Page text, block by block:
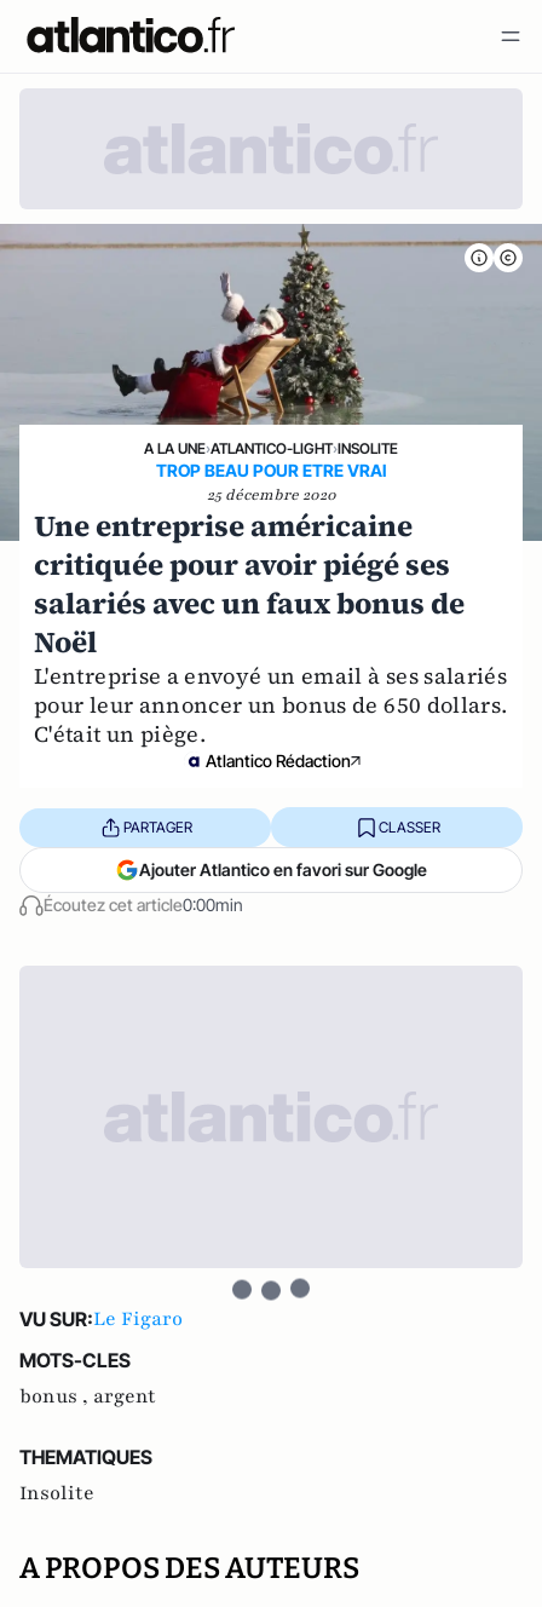
A LA UNE›ATLANTICO-LIGHT›INSOLITE
TROP BEAU POUR ETRE VRAI
25 décembre 2020
Une entreprise américaine
critiquée pour avoir piégé ses
salariés avec un faux bonus de
Noël
L'entreprise a envoyé un email à ses salariés
pour leur annoncer un bonus de 650 dollars.
C'était un piège.
Atlantico Rédaction
Écoutez cet article0:00min
PARTAGER CLASSER
Ajouter Atlantico en favori sur Google
VU SUR:Le Figaro
MOTS-CLES
bonus , argent
THEMATIQUES
Insolite
A PROPOS DES AUTEURS